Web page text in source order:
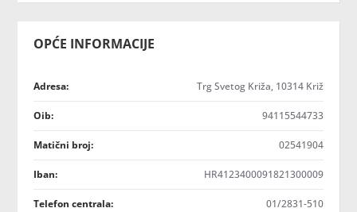
OPĆE INFORMACIJE
Adresa: Trg Svetog Križa, 10314 Križ
Oib: 94115544733
Matični broj: 02541904
Iban: HR4123400091821300009
Telefon centrala: 01/2831-510